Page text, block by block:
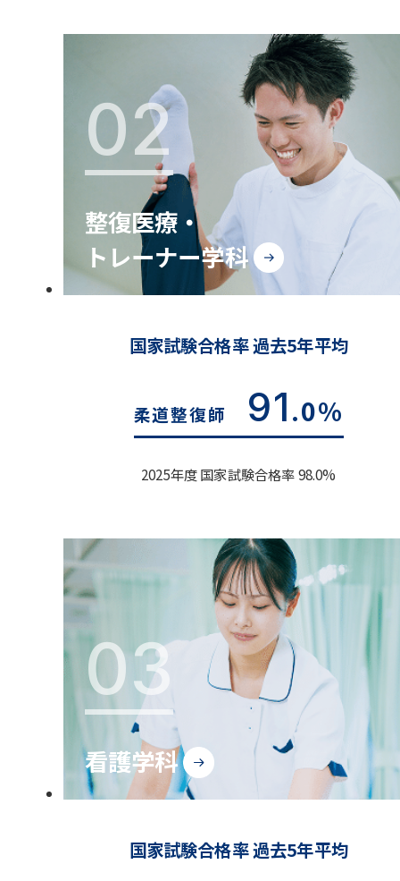
02
整復医療・
トレーナー学科
国家試験合格率 過去5年平均
柔道整復師 91.0%
2025年度 国家試験合格率 98.0%
03
看護学科
国家試験合格率 過去5年平均